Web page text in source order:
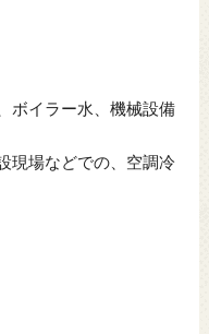
ボイラー水、機械設備
現場などでの、空調冷